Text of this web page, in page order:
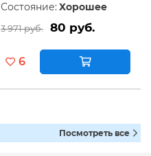
Состояние: Хорошее
3 971 руб. 80 руб.
6
Посмотреть все